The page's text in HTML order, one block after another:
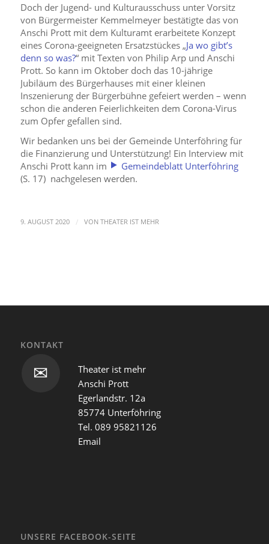
Doch der Jugend- und Kulturausschuss unter Vorsitz
von Bürgermeister Kemmelmeyer bestätigte das von
Anschi Prott mit dem Kulturamt erarbeitete Konzept
eines Corona-geeigneten Ersatzstückes „Ja wo gibt’s
denn so was?“ mit Texten von Philip Arp und Anschi
Prott. So kann im Oktober doch das 10-jährige
Jubiläum des Bürgerhauses mit einer kleinen
Inszenierung der Bürgerbühne gefeiert werden – wenn
schon die anderen Feierlichkeiten dem Corona-Virus
zum Opfer gefallen sind.
Wir bedanken uns bei der Gemeinde Unterföhring für
die Finanzierung und Unterstützung! Ein Interview mit
Anschi Prott kann im
Gemeindeblatt Unterföhring
(S. 17) nachgelesen werden.
9. AUGUST 2020 / VON THEATER IST MEHR
KONTAKT
✉
Theater ist mehr
Anschi Prott
Egerlandstr. 12a
85774 Unterföhring
Tel. 089 95821126
Email
UNSERE FACEBOOK-SEITE